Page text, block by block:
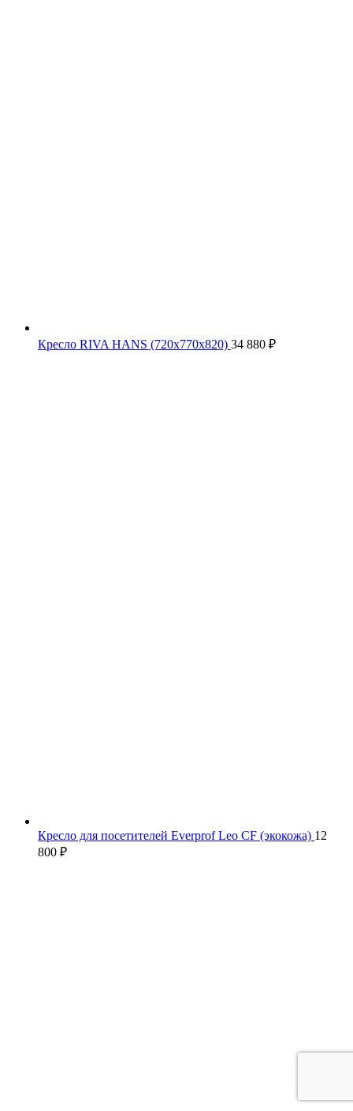
Кресло RIVA HANS (720х770х820) 34 880 ₽
Кресло для посетителей Everprof Leo CF (экокожа) 12
800 ₽